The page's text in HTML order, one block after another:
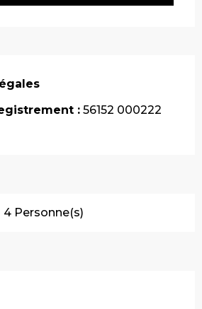
: 56152 000222
4 Personne(s)